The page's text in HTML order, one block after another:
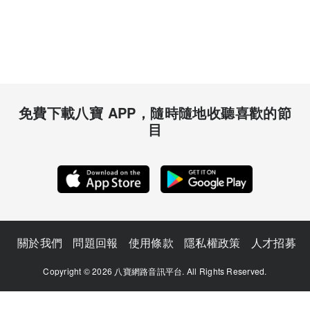
免費下載八寶 APP，隨時隨地收聽喜歡的節
目
關於我們 問題回報 使用條款 隱私權政策 人才招募
Copyright © 2026 八寶網路音訊平台. All Rights Reserved.